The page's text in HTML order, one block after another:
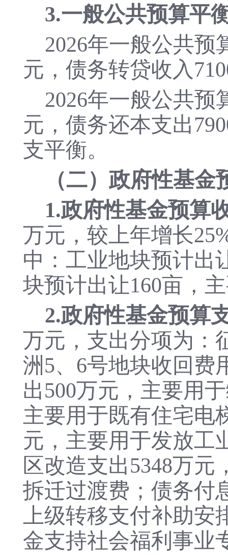
3.一般公共预算平
2026年一般公共预
元，债务转贷收入
2026年一般公共预
元，债务还本支出
支平衡。
（二）政府性基
1.政府性基金预算
万元，较上年增长25
中：工业地块预计出
块预计出让160亩，
2.政府性基金预算
万元，支出分项为：
洲5、6号地块收回费
出500万元，主要用
主要用于既有住宅电
元，主要用于发放工
区改造支出5348万
拆迁过渡费；债务付
上级转移支付补助
金支持社会福利事业